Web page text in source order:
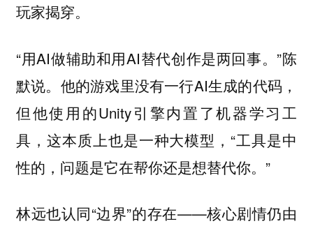
玩家揭穿。
“用AI做辅助和用AI替代创作是两回事。”陈
默说。他的游戏里没有一行AI生成的代码，
但他使用的Unity引擎内置了机器学习工
具，这本质上也是一种大模型，“工具是中
性的，问题是它在帮你还是想替代你。”
林远也认同“边界”的存在——核心剧情仍由